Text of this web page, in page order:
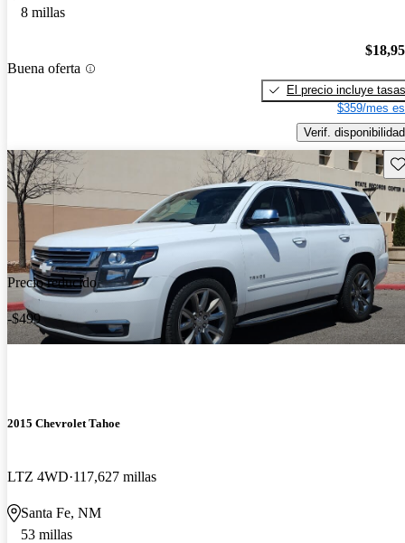
8 millas
Buena oferta
El precio incluye tasas
$359/mes
Verif. disponibilidad
Precio reducido
-$499
2015 Chevrolet Tahoe
LTZ 4WD 117,627 millas
Santa Fe, NM
53 millas